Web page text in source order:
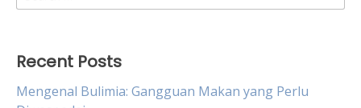
for:
Recent Posts
Mengenal Bulimia: Gangguan Makan yang Perlu